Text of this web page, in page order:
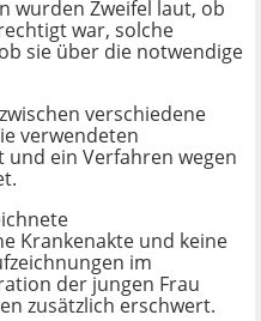
wurden Zweifel laut, ob
war, solche
sie über die notwendige
verschiedene
verwendeten
ein Verfahren wegen
Krankenakte und keine
im
der jungen Frau
zusätzlich erschwert.